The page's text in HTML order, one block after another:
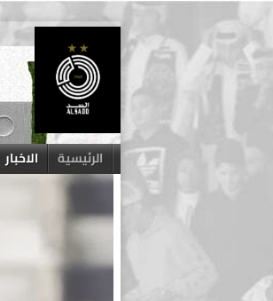
Skip
content
الرئيسية الاخبار